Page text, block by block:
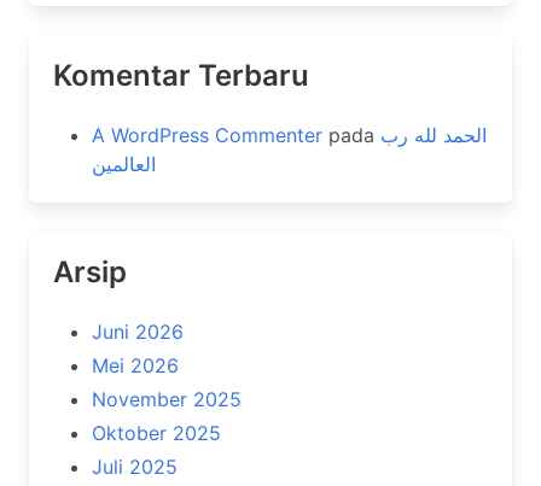
Komentar Terbaru
A WordPress Commenter pada الحمد لله رب
العالمين
Arsip
Juni 2026
Mei 2026
November 2025
Oktober 2025
Juli 2025